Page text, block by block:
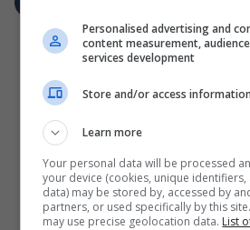
Personalised advertising and
content measurement,
services development
Store and/or access
Learn more
Your personal data will be processed
your device (cookies, unique
data) may be stored by, accessed by
partners, or used specifically by this
may use precise geolocation data. List